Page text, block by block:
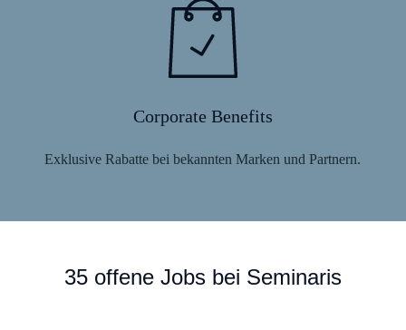
Corporate Benefits
Exklusive Rabatte bei bekannten Marken und Partnern.
35 offene Jobs bei Seminaris